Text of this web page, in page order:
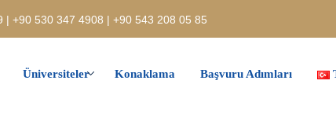
+90 530 347 4908 | +90 543 208 05 85
Üniversiteler Konaklama Başvuru Adımları